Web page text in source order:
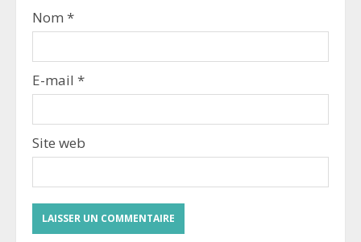
Nom *
E-mail *
Site web